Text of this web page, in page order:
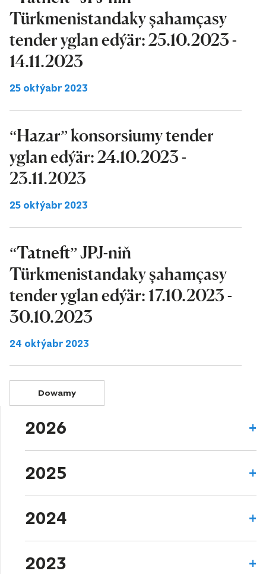
Türkmenistandaky şahamçasy
tender yglan edýär: 25.10.2023 -
14.11.2023
25 oktýabr 2023
“Hazar” konsorsiumy tender
yglan edýär: 24.10.2023 -
23.11.2023
25 oktýabr 2023
“Tatneft” JPJ-niň
Türkmenistandaky şahamçasy
tender yglan edýär: 17.10.2023 -
30.10.2023
24 oktýabr 2023
Dowamy
2026
2025
2024
2023